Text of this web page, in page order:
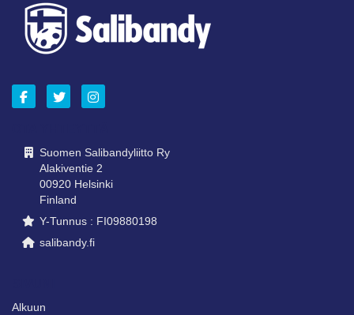
Suomen Salibandyliitto Ry
Alakiventie 2
00920 Helsinki
Finland
Y-Tunnus : FI09880198
salibandy.fi
Alkuun